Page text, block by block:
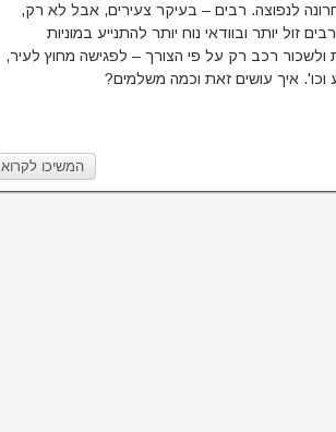
לנפוצה. רבים – בעיקר צעירים, אבל לא רק,
זול יותר ובוודאי נוח יותר להתנייע במוניות
ולשכור רכב רק על פי הצורך – לפגישה מחוץ לעיר,
וכו'. איך עושים זאת וכמה משלמים?
המשיכו לקרוא